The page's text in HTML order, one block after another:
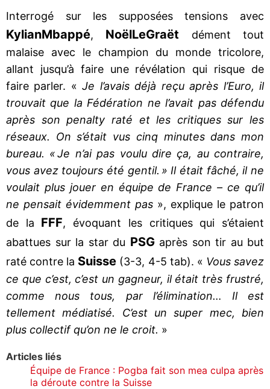
Interrogé sur les supposées tensions avec
KylianMbappé, NoëlLeGraët dément tout
malaise avec le champion du monde tricolore,
allant jusqu’à faire une révélation qui risque de
faire parler. «Je l’avais déjà reçu après l’Euro, il
trouvait que la Fédération ne l’avait pas défendu
après son penalty raté et les critiques sur les
réseaux. On s’était vus cinq minutes dans mon
bureau. « Je n’ai pas voulu dire ça, au contraire,
vous avez toujours été gentil. » Il était fâché, il ne
voulait plus jouer en équipe de France – ce qu’il
ne pensait évidemment pas », explique le patron
de la FFF, évoquant les critiques qui s’étaient
abattues sur la star du PSGaprès son tir au but
raté contre la Suisse (3-3, 4-5 tab). « Vous savez
ce que c’est, c’est un gagneur, il était très frustré,
comme nous tous, par l’élimination… Il est
tellement médiatisé. C’est un super mec, bien
plus collectif qu’on ne le croit. »
Articles liés
Équipe de France : Pogba fait son mea culpa après
la déroute contre la Suisse